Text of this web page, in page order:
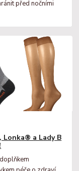
před nočními
Lonka® a Lady B